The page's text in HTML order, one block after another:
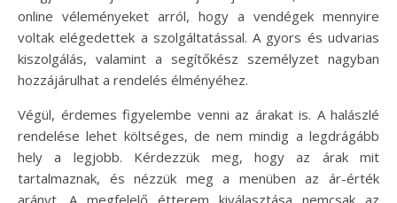
online véleményeket arról, hogy a vendégek mennyire
voltak elégedettek a szolgáltatással. A gyors és udvarias
kiszolgálás, valamint a segítőkész személyzet nagyban
hozzájárulhat a rendelés élményéhez.
Végül, érdemes figyelembe venni az árakat is. A halászlé
rendelése lehet költséges, de nem mindig a legdrágább
hely a legjobb. Kérdezzük meg, hogy az árak mit
tartalmaznak, és nézzük meg a menüben az ár-érték